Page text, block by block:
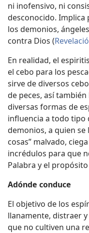
ni inofensivo, ni
desconocido. Implica
los demonios,
contra Dios (
En realidad, el
el cebo para los
sirve de diversos
de peces, así
diversas formas de
influencia a todo tipo
demonios, a quien se
cosas” malvado,
incrédulos para que
Palabra y el
Adónde conduce
El objetivo de los
llanamente, distraer
que no cultiven una